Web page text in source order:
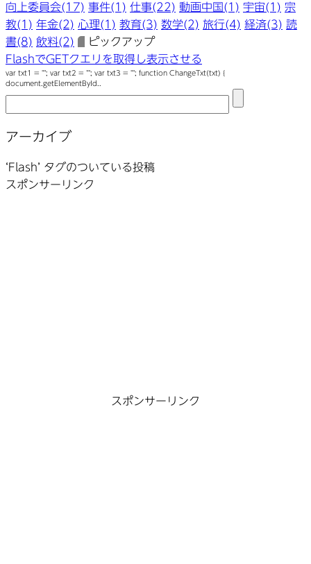
向上委員会(17) 事件(1) 仕事(22) 動画中国(1) 宇宙(1) 宗
教(1) 年金(2) 心理(1) 教育(3) 数学(2) 旅行(4) 経済(3) 読
書(8) 飲料(2)
ピックアップ
FlashでGETクエリを取得し表示させる
var txt1 = ""; var txt2 = ""; var txt3 = ""; function ChangeTxt(txt) {
document.getElementById..
アーカイブ
‘Flash’ タグのついている投稿
スポンサーリンク
スポンサーリンク